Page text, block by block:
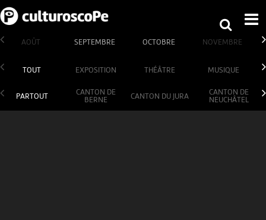
AOÛT SEPTEMBRE OCTOBRE NOVEMBRE
TOUT EXPOSITION THÉÂTRE MUSIQUE
PARTOUT
CANTON DE
BERNE
CANTON DU JURA
CANTON DE
NEUCHÂTEL